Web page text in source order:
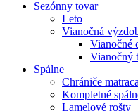
Sezónny tovar
Leto
Vianočná
Vianočné
Vianočný
Spálne
Chrániče
Kompletné
Lamelové rošty